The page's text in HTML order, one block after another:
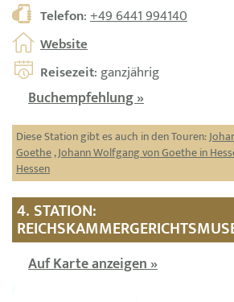
Telefon:+49 6441 994140
Website
Reisezeit: ganzjährig
Buchempfehlung »
Diese Station gibt es auch in den Touren:
Goethe,Johann Wolfgang von Goethe in
Hessen
4. STATION:
Auf Karte anzeigen »